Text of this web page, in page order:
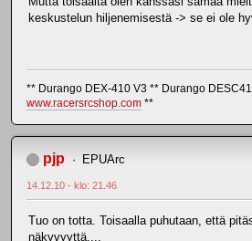
keskustelun hiljenemisestä -> se ei ole
** Durango DEX-410 V3 ** Durango
www.racersrcshop.com **
pjp EPUArc
14.12.10 - klo: 21.46
Tuo on totta. Toisaalla puhutaan, että
näkyvyyttä....